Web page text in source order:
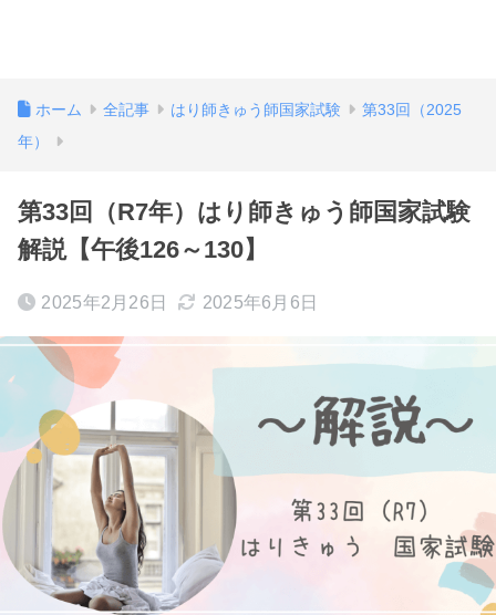
ホーム 全記事 はり師きゅう師国家試験
第33回（2025
年）
第33回（R7年）はり師きゅう師国家試験
解説【午後126～130】
2025年2月26日 2025年6月6日